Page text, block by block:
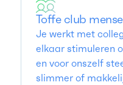
Toffe club
Je werkt met
elkaar stimuleren
en voor onszelf
slimmer of